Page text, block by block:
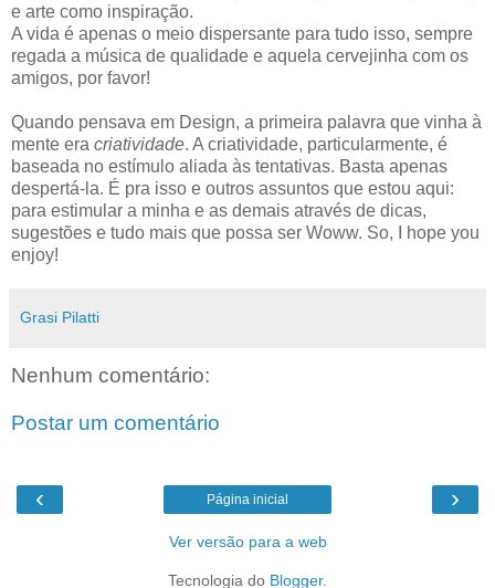
e arte como inspiração.
A vida é apenas o meio dispersante para tudo isso, sempre
regada a música de qualidade e aquela cervejinha com os
amigos, por favor!
Quando pensava em Design, a primeira palavra que vinha à
mente era criatividade. A criatividade, particularmente, é
baseada no estímulo aliada às tentativas. Basta apenas
despertá-la. É pra isso e outros assuntos que estou aqui:
para estimular a minha e as demais através de dicas,
sugestões e tudo mais que possa ser Woww. So, I hope you
enjoy!
Grasi Pilatti
Nenhum comentário:
Postar um comentário
‹ ›
Página inicial
Ver versão para a web
Tecnologia do Blogger.